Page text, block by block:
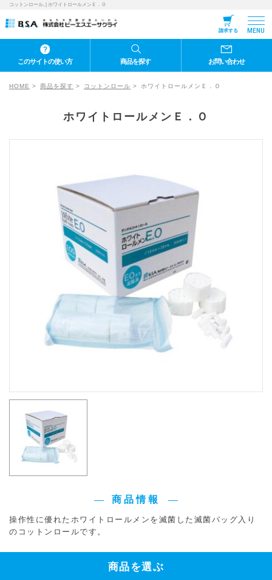
コットンロール, | ホワイトロールメンＥ．Ｏ
請求する MENU
このサイトの使い方 商品を探す お問い合わせ
HOME 商品を探す コットンロール ホワイトロールメンＥ．Ｏ
ホワイトロールメンＥ．Ｏ
商品情報
操作性に優れたホワイトロールメンを滅菌した滅菌バッグ入り
のコットンロールです。
商品を選ぶ